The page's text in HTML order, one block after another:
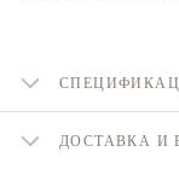
ДОСТАВКА И